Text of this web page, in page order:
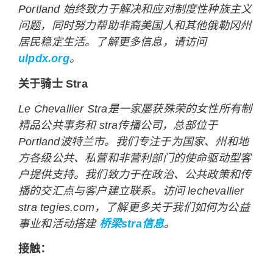
Portland 始终致力于解决和应对制度性种族主义
问题，同时努力帮助非裔美国人和其他俄勒冈州
居民稳定生活。了解更多信息，请访问
ulpdx.org。
关于骑士 Stra
Le Chevallier Stra是一家屡获殊荣的女性所有制
精品公共事务和 stra传播公司，总部位于
Portland波特兰市。我们专注于为国家、州和地
方各级公共、私营和非营利部门的使命驱动型客
户提供支持。我们致力于在政治、公共政策和传
播的交汇点与客户建立联系。访问 lechevallier
stra tegies.com，了解更多关于我们如何为公益
事业和活动搭建 桥梁stra信息。
接触：